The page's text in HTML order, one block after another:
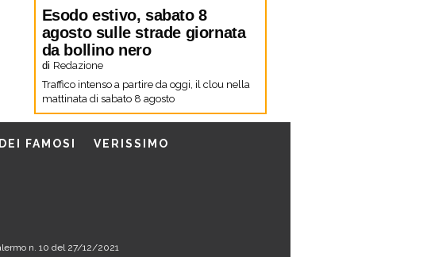
Esodo estivo, sabato 8
agosto sulle strade giornata
da bollino nero
di Redazione
Traffico intenso a partire da oggi, il clou nella
mattinata di sabato 8 agosto
FAMOSI VERISSIMO
n. 10 del 27/12/2021